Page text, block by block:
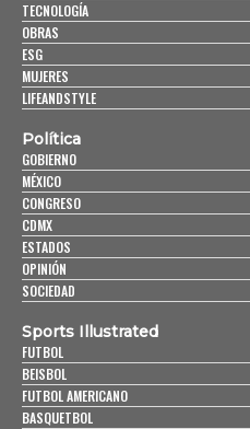
TECNOLOGÍA
OBRAS
ESG
MUJERES
LIFEANDSTYLE
Política
GOBIERNO
MÉXICO
CONGRESO
CDMX
ESTADOS
OPINIÓN
SOCIEDAD
Sports Illustrated
FUTBOL
BEISBOL
FUTBOL AMERICANO
BASQUETBOL